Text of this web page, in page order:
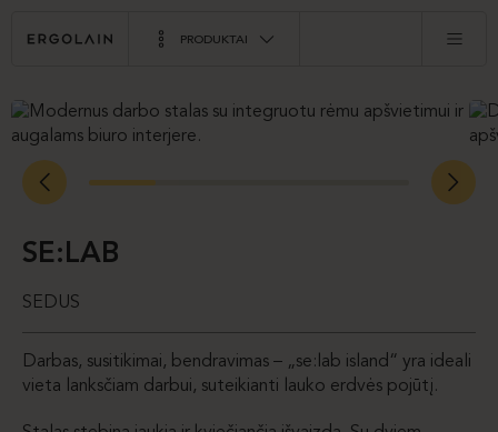
PRODUKTAI
SE:LAB
SEDUS
Darbas, susitikimai, bendravimas – „se:lab island“ yra ideali
vieta lanksčiam darbui, suteikianti lauko erdvės pojūtį.